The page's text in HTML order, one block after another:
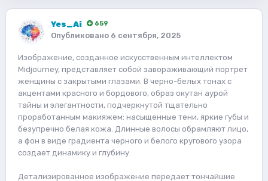
Yes_Ai 659
Опубликовано 6 сентября, 2025
Изображение, созданное искусственным интеллектом
Midjourney, представляет собой завораживающий портрет
женщины с закрытыми глазами. В черно-белых тонах с
акцентами красного и бордового, образ окутан аурой
тайны и элегантности, подчеркнутой тщательно
проработанным макияжем: насыщенные тени, яркие губы и
безупречно белая кожа. Длинные волосы обрамляют лицо,
а фон в виде градиента черного и белого кругового узора
создает динамику и глубину.
Детализированное изображение передает тончайшие